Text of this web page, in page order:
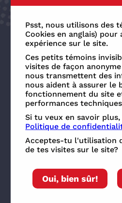
Animaux
La véritable histoire
Winnie l’ourson
Psst, nous utilisons des
Cookies en anglais)
expérience sur le site.
Ces petits témoins
visites de façon
nous transmettent des
nous aident à assurer le
fonctionnement du site
performances
Si tu veux en savoir
Politique de
Acceptes-tu l'utilisation
de tes visites sur le site?
Oui, bien sûr!